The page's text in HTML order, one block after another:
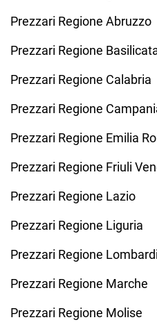
Prezzari Regione Abruzzo
Prezzari Regione
Prezzari Regione Calabria
Prezzari Regione
Prezzari Regione Emilia
Prezzari Regione Friuli
Prezzari Regione Lazio
Prezzari Regione Liguria
Prezzari Regione
Prezzari Regione Marche
Prezzari Regione Molise